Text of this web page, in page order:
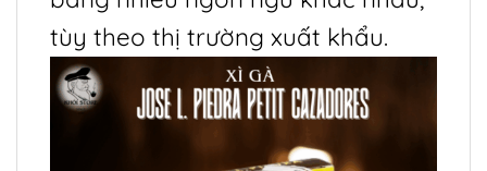
tùy theo thị trường xuất khẩu.